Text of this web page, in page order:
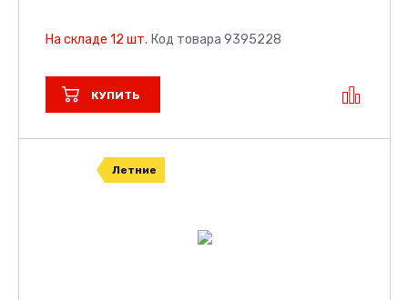
На складе 12 шт. Код товара 9395228
КУПИТЬ
Летние